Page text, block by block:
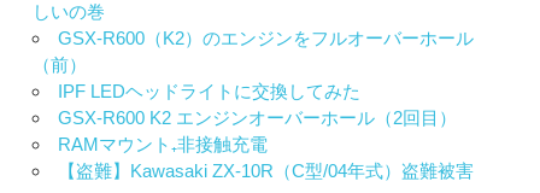
しいの巻
GSX-R600（K2）のエンジンをフルオーバーホール
（前）
IPF LEDヘッドライトに交換してみた
GSX-R600 K2 エンジンオーバーホール（2回目）
RAMマウント₊非接触充電
【盗難】Kawasaki ZX-10R（C型/04年式）盗難被害